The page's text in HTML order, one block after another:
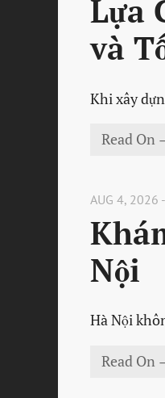
Lựa
và
Khi xây
Read On
AUG 4, 2026
Nội
Hà Nội
Read On